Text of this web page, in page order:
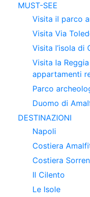
MUST-SEE
Visita il parco
Visita Via
Visita l’isola di
Visita la
appartamenti
Parco
Duomo di
DESTINAZIONI
Napoli
Costiera
Costiera
Il Cilento
Le Isole